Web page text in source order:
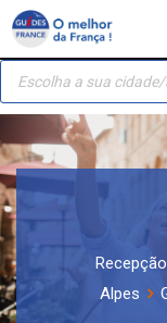
Painel de
Skip
content
Recherche
produits
Recepção
Alpes